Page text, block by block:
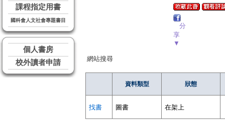
課程指定用書
國科會人文社會專題書目
個人書房
校外讀者申請
分
享
▼
網站搜尋
資料類型 狀態
找書 圖書 在架上